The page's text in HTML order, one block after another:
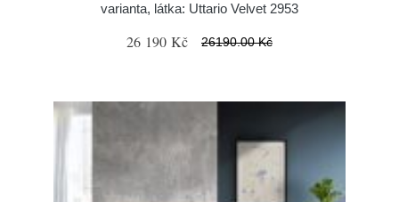
varianta, látka: Uttario Velvet 2953
26 190 Kč 26190.00 Kč